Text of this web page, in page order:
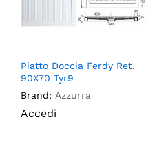
Piatto Doccia Ferdy Ret.
90X70 Tyr9
Brand: Azzurra
Accedi